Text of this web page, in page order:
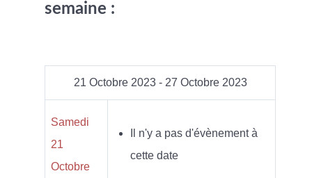
semaine :
21 Octobre 2023 - 27 Octobre 2023
Samedi
21
Octobre
Il n'y a pas d'évènement à
cette date